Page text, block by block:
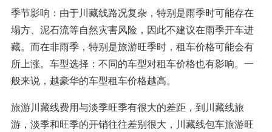
季节影响：由于川藏线路况复杂，特别是雨季时可能存在
塌方、泥石流等自然灾害风险，因此不建议在雨季开车进
藏。而在非雨季，特别是旅游旺季时，租车价格可能会有
所上涨。车型选择：不同的车型对租车价格也有影响。一
般来说，越豪华的车型租车价格越高。
旅游川藏线费用与淡季旺季有很大的差距，到川藏线旅
游，淡季和旺季的开销往往差别很大，川藏线包车旅游旺